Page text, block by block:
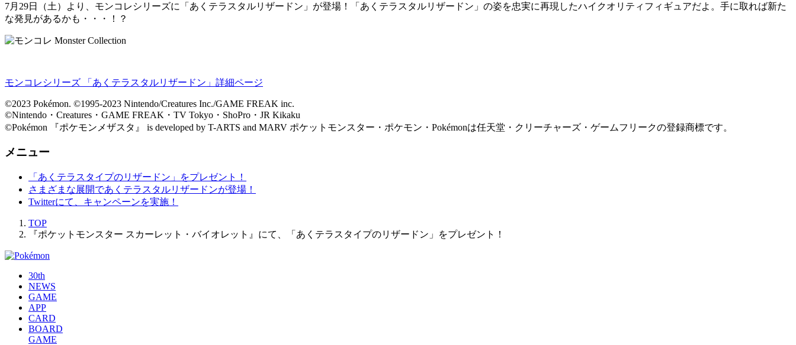
7月29日（土）より、モンコレシリーズに「あくテラスタルリザードン」が登場！「あくテラスタルリザードン」の姿を忠実に再現したハイクオリティフィギュアだよ。手に取れば新た
な発見があるかも・・・！？
モンコレシリーズ 「あくテラスタルリザードン」詳細ページ
©2023 Pokémon. ©1995-2023 Nintendo/Creatures Inc./GAME FREAK inc.
©Nintendo・Creatures・GAME FREAK・TV Tokyo・ShoPro・JR Kikaku
©Pokémon 『ポケモンメザスタ』 is developed by T-ARTS and MARV ポケットモンスター・ポケモン・Pokémonは任天堂・クリーチャーズ・ゲームフリークの登録商標です。
メニュー
「あくテラスタイプのリザードン」をプレゼント！
さまざまな展開であくテラスタルリザードンが登場！
Twitterにて、キャンペーンを実施！
TOP
『ポケットモンスター スカーレット・バイオレット』にて、「あくテラスタイプのリザードン」をプレゼント！
30th
NEWS
GAME
APP
CARD
BOARD
GAME